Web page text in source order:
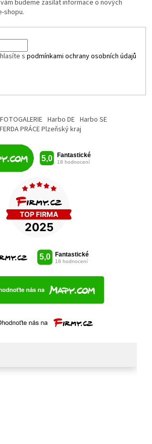
budeme zasílat informace o nových
shopu.
s podmínkami ochrany osobních údajů
FOTOGALERIE Harbo DE Harbo SE
FERDA PRÁCE Plzeňský kraj